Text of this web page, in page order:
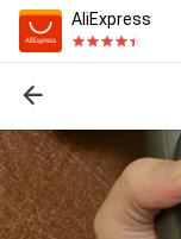
AliExpress